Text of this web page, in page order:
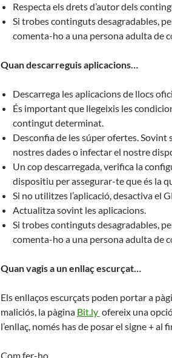
Respecta els drets d’autor dels
Si trobes continguts desagradables,
comenta-ho a una persona adulta de
Quan descarreguis aplicacions…
Descarrega les aplicacions de llocs
És important que llegeixis les
contingut determinat.
Desconfia de les súper ofertes. Sovint
nostres dades o infectar el nostre
Un cop descarregada, verifica la
dispositiu per assegurar-te que és la
Si no utilitzes l’aplicació, desactiva el
Actualitza sovint les aplicacions.
Si trobes continguts desagradables,
comenta-ho a una persona adulta de
Quan vagis a un enllaç escurçat…
Els enllaços escurçats poden portar a
maliciós, la pàgina Bit.ly ofereix una
l’enllaç, només has de posar el signe + al
Com fer-ho